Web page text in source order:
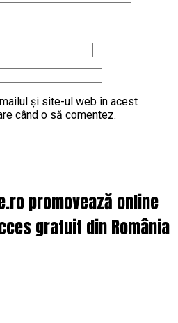
și site-ul web în acest
când o să comentez.
promovează online
gratuit din România